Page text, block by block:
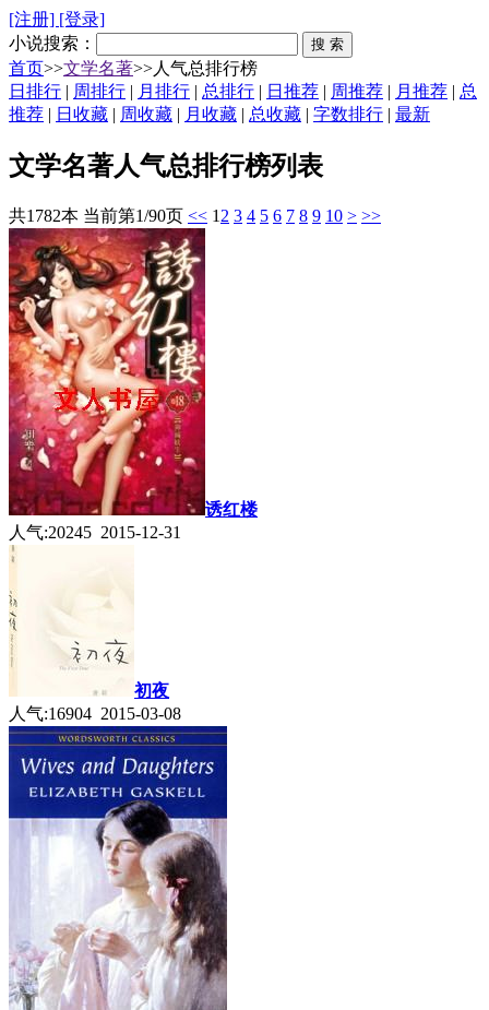
[注册] [登录]
小说搜索：
首页>>文学名著>>人气总排行榜
日排行 | 周排行 | 月排行 | 总排行 | 日推荐 | 周推荐 | 月推荐 | 总
推荐 | 日收藏 | 周收藏 | 月收藏 | 总收藏 | 字数排行 | 最新
文学名著人气总排行榜列表
共1782本 当前第1/90页 << 1 2 3 4 5 6 7 8 9 10 > >>
诱红楼
人气:20245 2015-12-31
初夜
人气:16904 2015-03-08